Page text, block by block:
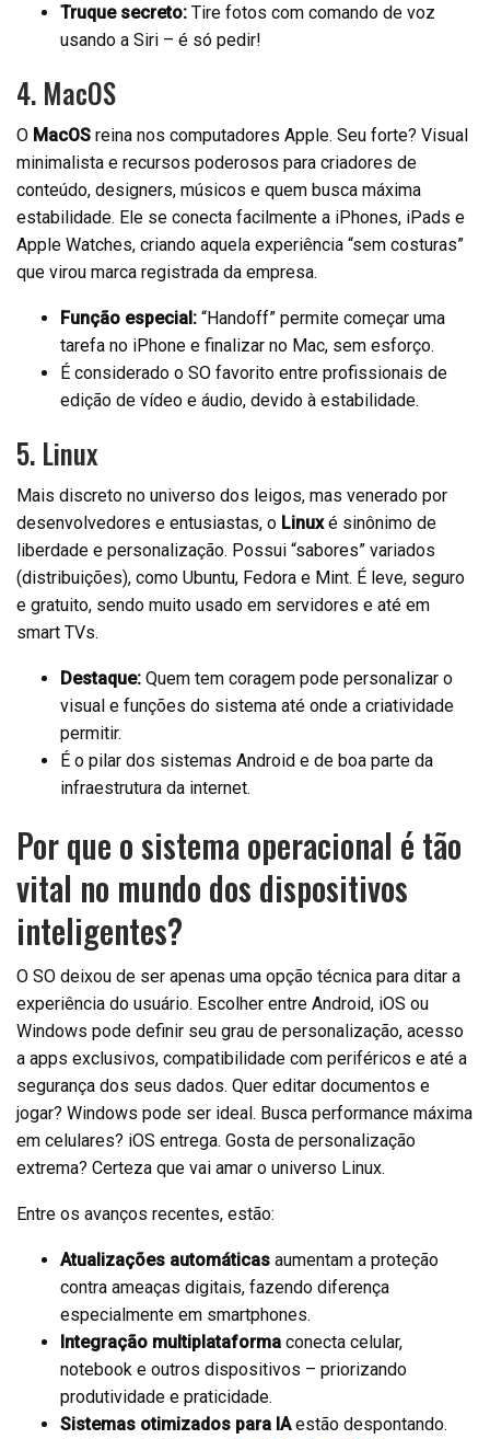
Truque secreto: Tire fotos com comando de voz
usando a Siri – é só pedir!
4. MacOS
O MacOS reina nos computadores Apple. Seu forte? Visual
minimalista e recursos poderosos para criadores de
conteúdo, designers, músicos e quem busca máxima
estabilidade. Ele se conecta facilmente a iPhones, iPads e
Apple Watches, criando aquela experiência “sem costuras”
que virou marca registrada da empresa.
Função especial: “Handoff” permite começar uma
tarefa no iPhone e finalizar no Mac, sem esforço.
É considerado o SO favorito entre profissionais de
edição de vídeo e áudio, devido à estabilidade.
5. Linux
Mais discreto no universo dos leigos, mas venerado por
desenvolvedores e entusiastas, o Linuxé sinônimo de
liberdade e personalização. Possui “sabores” variados
(distribuições), como Ubuntu, Fedora e Mint. É leve, seguro
e gratuito, sendo muito usado em servidores e até em
smart TVs.
Destaque: Quem tem coragem pode personalizar o
visual e funções do sistema até onde a criatividade
permitir.
É o pilar dos sistemas Android e de boa parte da
infraestrutura da internet.
Por que o sistema operacional é tão
vital no mundo dos dispositivos
inteligentes?
O SO deixou de ser apenas uma opção técnica para ditar a
experiência do usuário. Escolher entre Android, iOS ou
Windows pode definir seu grau de personalização, acesso
a apps exclusivos, compatibilidade com periféricos e até a
segurança dos seus dados. Quer editar documentos e
jogar? Windows pode ser ideal. Busca performance máxima
em celulares? iOS entrega. Gosta de personalização
extrema? Certeza que vai amar o universo Linux.
Entre os avanços recentes, estão:
Atualizações automáticas aumentam a proteção
contra ameaças digitais, fazendo diferença
especialmente em smartphones.
Integração multiplataforma conecta celular,
notebook e outros dispositivos – priorizando
produtividade e praticidade.
Sistemas otimizados para IAestão despontando.